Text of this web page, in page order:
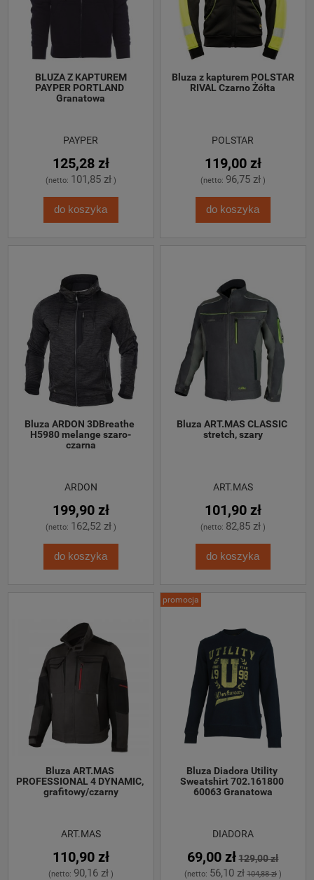
PAYPER PORTLAND
Granatowa
PAYPER
125,28 zł
(netto: 101,85 zł)
do koszyka
RIVAL Czarno Żółta
POLSTAR
119,00 zł
(netto: 96,75 zł)
do koszyka
Bluza ARDON 3DBreathe
H5980 melange szaro-
czarna
ARDON
199,90 zł
(netto: 162,52 zł)
do koszyka
Bluza ART.MAS CLASSIC
stretch, szary
ART.MAS
101,90 zł
(netto: 82,85 zł)
do koszyka
Bluza ART.MAS
PROFESSIONAL 4 DYNAMIC,
grafitowy/czarny
ART.MAS
110,90 zł
(netto: 90,16 zł)
Bluza Diadora Utility
Sweatshirt 702.161800
60063 Granatowa
DIADORA
69,00 zł 129,00 zł
(netto: 56,10 zł 104,88 zł)
promocja